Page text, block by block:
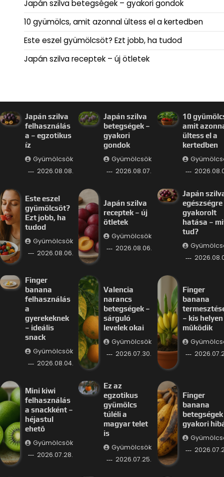
Japán szilva betegségek – gyakori gondok
10 gyümölcs, amit azonnal ültess el a kertedben
Este eszel gyümölcsöt? Ezt jobb, ha tudod
Japán szilva receptek – új ötletek
Japán szilva
felhasználás
a – egzotikus
íz
Gyümölcsök
2026.08.08.
Japán szilva
betegségek –
gyakori
gondok
Gyümölcsök
2026.08.07.
10
amit
ültess el a
kertedben
Este eszel
gyümölcsöt?
Ezt jobb, ha
tudod
Gyümölcsök
2026.08.06.
Japán szilva
receptek – új
ötletek
Gyümölcsök
2026.08.06.
Japán
egészségre
gyakorolt
hatása –
tud?
Finger
banana
felhasználás
a
gyerekeknek
– ideális
snack
Gyümölcsök
2026.08.04.
Valencia
narancs
betegségek –
sárguló
levelek okai
Gyümölcsök
2026.07.30.
Finger
banana
– kis
működik
Mini kiwi
felhasználás
a snackként –
héjastul
ehető
Gyümölcsök
2026.07.28.
Ez az
egzotikus
gyümölcs
túléli a
magyar telet
is
Gyümölcsök
2026.07.25.
Finger
banana
betegségek
gyakori